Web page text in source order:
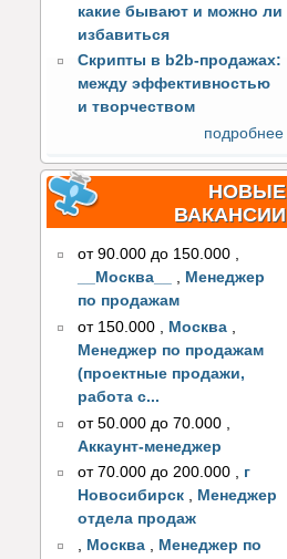
какие бывают и можно ли
избавиться
Скрипты в b2b-продажах:
между эффективностью
и творчеством
подробнее
НОВЫЕ
ВАКАНСИИ
от 90.000 до 150.000 ,
__Москва__
, Менеджер
по продажам
от 150.000
Москва
Менеджер по продажам
(проектные продажи,
работа с...
от 50.000 до 70.000
Аккаунт-менеджер
от 70.000 до 200.000 , г
Новосибирск , Менеджер
отдела продаж
, Москва , Менеджер по